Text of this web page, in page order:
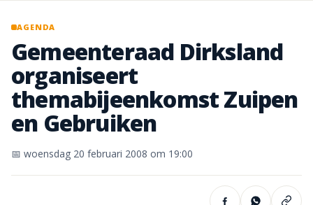
AGENDA
Gemeenteraad Dirksland
organiseert
themabijeenkomstZuipen
en Gebruiken
📅 woensdag 20 februari 2008 om 19:00